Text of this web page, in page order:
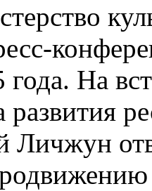
года. На
развития
Личжун